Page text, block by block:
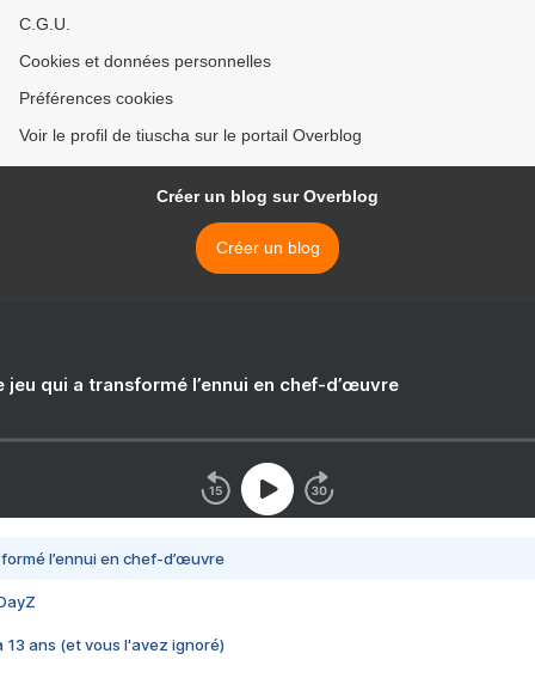
C.G.U.
Cookies et données personnelles
Préférences cookies
Voir le profil de tiuscha sur le portail Overblog
Créer un blog sur Overblog
Créer un blog
jeu qui a transformé l’ennui en chef-d’œuvre
l’ennui en chef-d’œuvre
13 ans (et vous l'avez ignoré)